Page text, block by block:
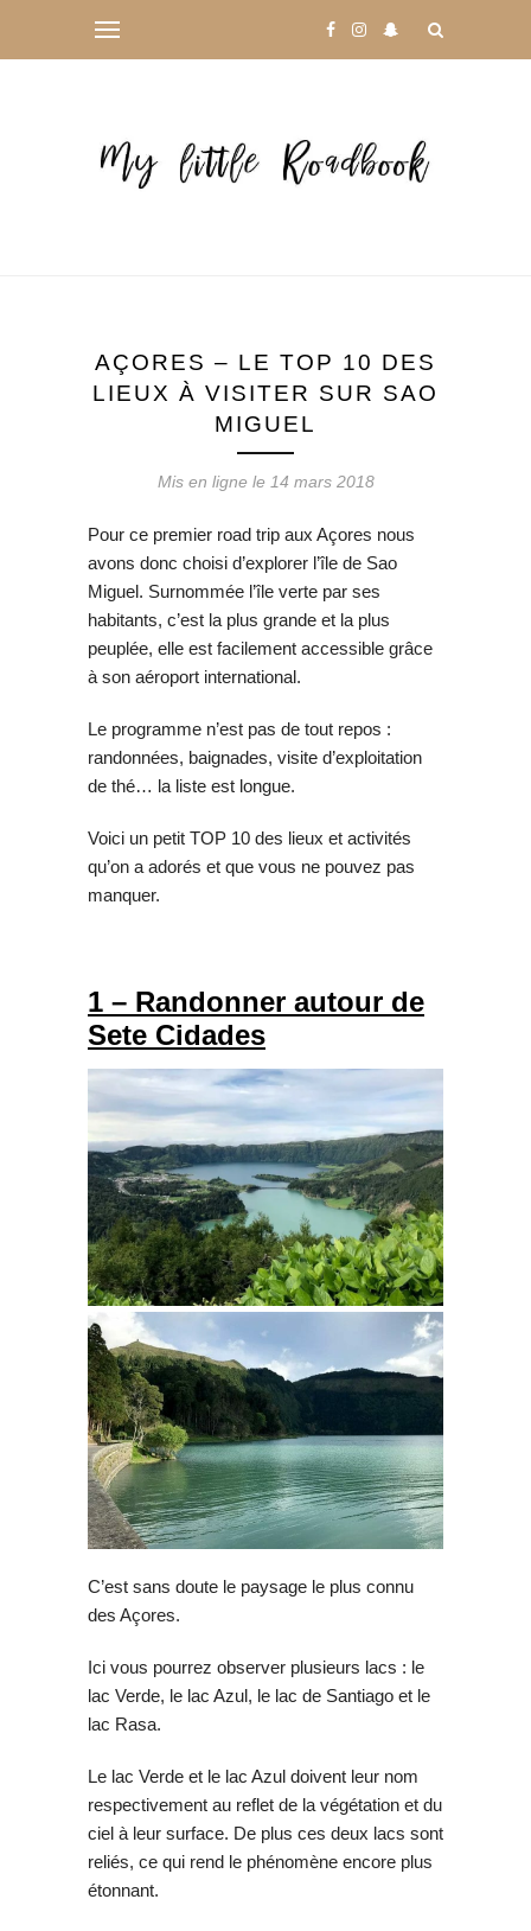
AÇORES – LE TOP 10 DES
LIEUX À VISITER SUR SAO
MIGUEL
Mis en ligne le 14 mars 2018
Pour ce premier road trip aux Açores nous
avons donc choisi d’explorer l’île de Sao
Miguel. Surnommée l’île verte par ses
habitants, c’est la plus grande et la plus
peuplée, elle est facilement accessible grâce
à son aéroport international.
Le programme n’est pas de tout repos :
randonnées, baignades, visite d’exploitation
de thé… la liste est longue.
Voici un petit TOP 10 des lieux et activités
qu’on a adorés et que vous ne pouvez pas
manquer.
1 – Randonner autour de
Sete Cidades
C’est sans doute le paysage le plus connu
des Açores.
Ici vous pourrez observer plusieurs lacs : le
lac Verde, le lac Azul, le lac de Santiago et le
lac Rasa.
Le lac Verde et le lac Azul doivent leur nom
respectivement au reflet de la végétation et du
ciel à leur surface. De plus ces deux lacs sont
reliés, ce qui rend le phénomène encore plus
étonnant.